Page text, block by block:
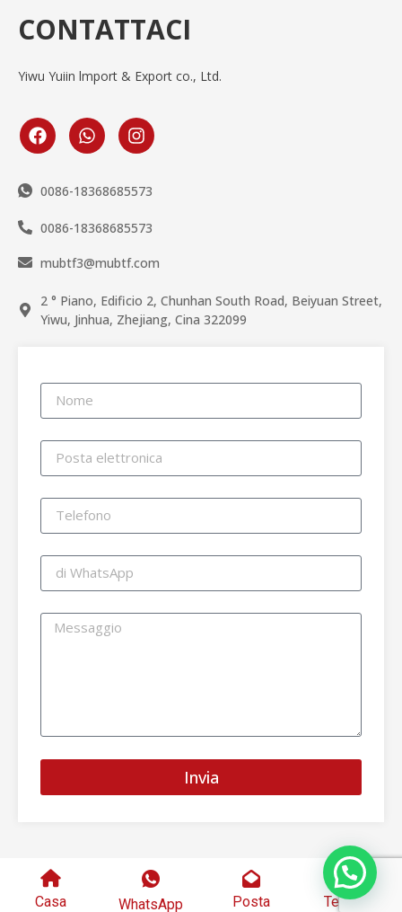
Invia
CONTATTACI
Yiwu Yuiin lmport & Export co., Ltd.
0086-18368685573
0086-18368685573
mubtf3@mubtf.com
2 ° Piano, Edificio 2, Chunhan South Road, Beiyuan Street,
Yiwu, Jinhua, Zhejiang, Cina 322099
Casa WhatsApp Posta Telefono